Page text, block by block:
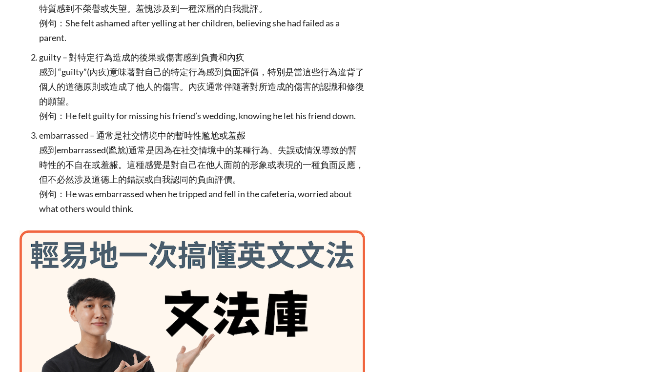
特質感到不榮譽或失望。羞愧涉及到一種深層的自我批評。
例句：She felt ashamed after yelling at her children, believing she had failed as a
parent.
guilty – 對特定行為造成的後果或傷害感到負責和內疚
感到 “guilty”(內疚)意味著對自己的特定行為感到負面評價，特別是當這些行為違背了
個人的道德原則或造成了他人的傷害。內疚通常伴隨著對所造成的傷害的認識和修復
的願望。
例句：He felt guilty for missing his friend’s wedding, knowing he let his friend down.
embarrassed – 通常是社交情境中的暫時性尷尬或羞赧
感到embarrassed(尷尬)通常是因為在社交情境中的某種行為、失誤或情況導致的暫
時性的不自在或羞赧。這種感覺是對自己在他人面前的形象或表現的一種負面反應，
但不必然涉及道德上的錯誤或自我認同的負面評價。
例句：He was embarrassed when he tripped and fell in the cafeteria, worried about
what others would think.